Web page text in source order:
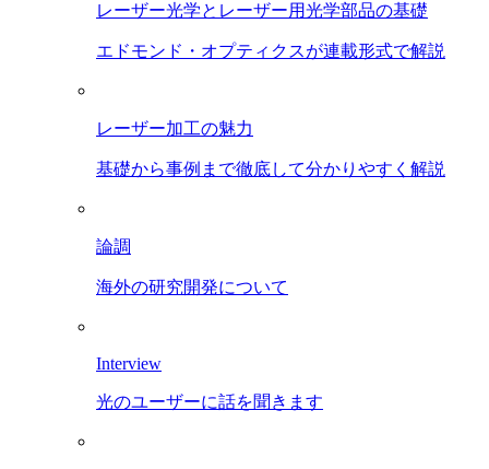
レーザー光学とレーザー用光学部品の基礎
エドモンド・オプティクスが連載形式で解説
レーザー加工の魅力
基礎から事例まで徹底して分かりやすく解説
論調
海外の研究開発について
Interview
光のユーザーに話を聞きます